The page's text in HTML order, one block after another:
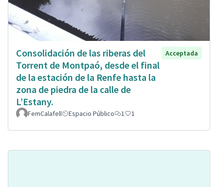
Consolidación de las riberas del
Torrent de Montpaó, desde el final
de la estación de la Renfe hasta la
zona de piedra de la calle de
L’Estany.
Acceptada
FemCalafell Espacio Público 1 1